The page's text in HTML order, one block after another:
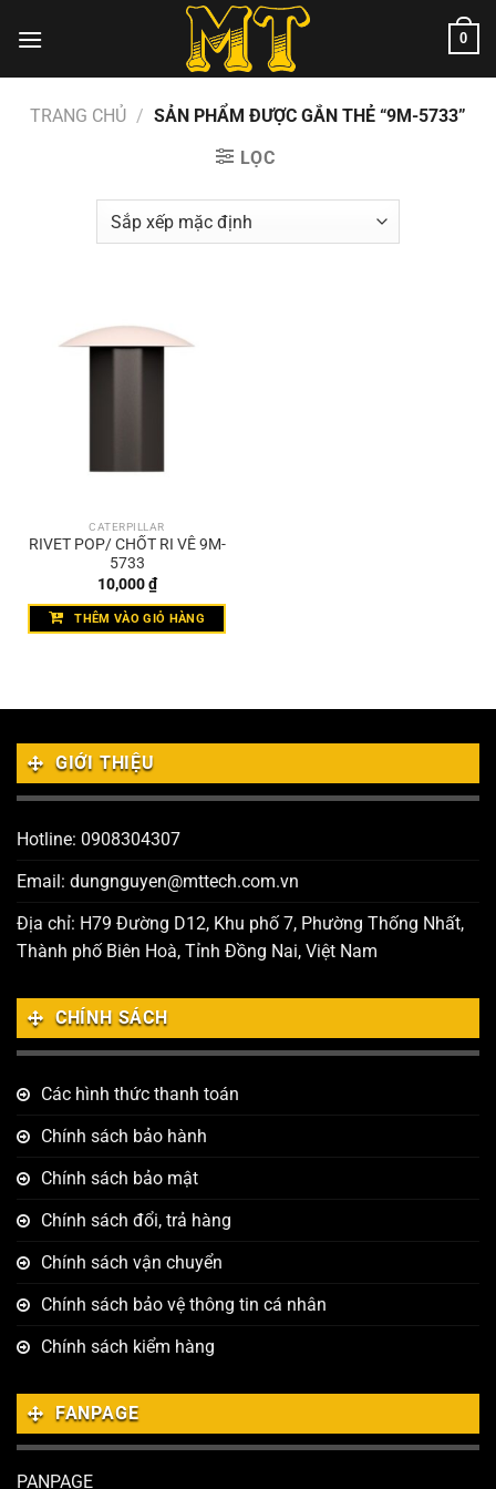
đến
0
TRANG CHỦ / SẢN PHẨM ĐƯỢC GẮN THẺ “9M-5733”
LỌC
CATERPILLAR
RIVET POP/ CHỐT RI VÊ 9M-
5733
10,000₫
THÊM VÀO GIỎ HÀNG
GIỚI THIỆU
Hotline: 0908304307
Email: dungnguyen@mttech.com.vn
Địa chỉ: H79 Đường D12, Khu phố 7, Phường Thống Nhất,
Thành phố Biên Hoà, Tỉnh Đồng Nai, Việt Nam
CHÍNH SÁCH
Các hình thức thanh toán
Chính sách bảo hành
Chính sách bảo mật
Chính sách đổi, trả hàng
Chính sách vận chuyển
Chính sách bảo vệ thông tin cá nhân
Chính sách kiểm hàng
FANPAGE
PANPAGE